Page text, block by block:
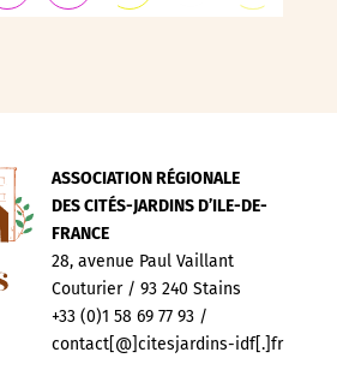
ASSOCIATION RÉGIONALE
DES CITÉS-JARDINS D’ILE-DE-
FRANCE
28, avenue Paul Vaillant
Couturier / 93 240 Stains
+33 (0)1 58 69 77 93 /
contact[@]citesjardins-idf[.]fr